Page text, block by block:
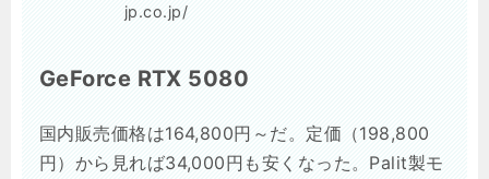
jp.co.jp/
GeForce RTX 5080
国内販売価格は164,800円～だ。定価（198,800
円）から見れば34,000円も安くなった。Palit製モ